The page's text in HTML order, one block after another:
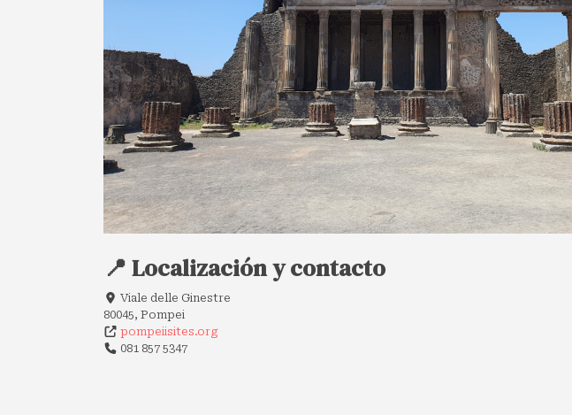
📍 Localización y contacto
Viale delle Ginestre
80045, Pompei
pompeiisites.org
081 857 5347